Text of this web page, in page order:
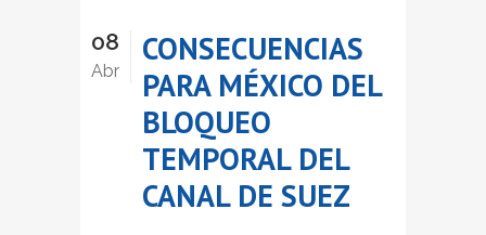
08
Abr
CONSECUENCIAS
PARA MÉXICO DEL
BLOQUEO
TEMPORAL DEL
CANAL DE SUEZ